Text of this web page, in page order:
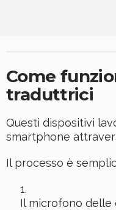
Come
traduttrici
Questi dispositivi
smartphone
Il processo è
Il microfono delle